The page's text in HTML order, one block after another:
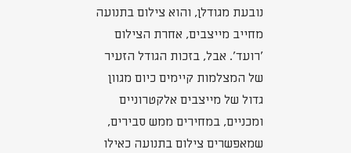
נובעת מגודלן, והוא צילום בתנועה
מחייב מייצבים, אחרת הצילום
'רועד'. אבל, בזכות הגודל הזעיר
של המצלמות קיימים כיום מגוון
גדול של מייצבים אלקטרוניים
ומכניים, במחירים ממש סבירים,
שמאפשרים צילום בתנועה כאילו